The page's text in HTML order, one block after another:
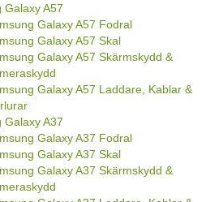
Galaxy A57
Galaxy A57 Fodral
Galaxy A57 Skal
Galaxy A57 Skärmskydd &
Galaxy A57 Laddare, Kablar &
Galaxy A37
Galaxy A37 Fodral
Galaxy A37 Skal
Galaxy A37 Skärmskydd &